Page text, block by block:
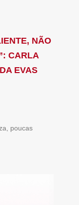
NÃO
CARLA
EVAS
poucas